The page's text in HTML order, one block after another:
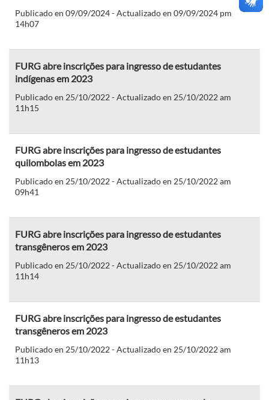
Publicado en 09/09/2024 - Actualizado en 09/09/2024 pm
14h07
FURG abre inscrições para ingresso de estudantes
indígenas em 2023
Publicado en 25/10/2022 - Actualizado en 25/10/2022 am
11h15
FURG abre inscrições para ingresso de estudantes
quilombolas em 2023
Publicado en 25/10/2022 - Actualizado en 25/10/2022 am
09h41
FURG abre inscrições para ingresso de estudantes
transgêneros em 2023
Publicado en 25/10/2022 - Actualizado en 25/10/2022 am
11h14
FURG abre inscrições para ingresso de estudantes
transgêneros em 2023
Publicado en 25/10/2022 - Actualizado en 25/10/2022 am
11h13